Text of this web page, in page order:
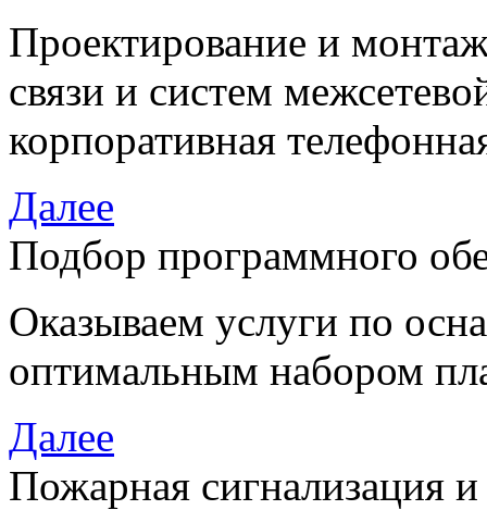
Проектирование и
связи и систем
корпоративная
Далее
Подбор программного
Оказываем услуги по
оптимальным набором
Далее
Пожарная сигнализация